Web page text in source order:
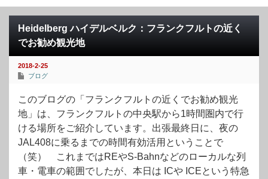
Heidelberg ハイデルベルク：フランクフルトの近く
でお勧め観光地
2018-2-25
ブログ
このブログの「フランクフルトの近くでお勧め観光
地」は、フランクフルトの中央駅から1時間圏内で行
ける場所をご紹介しています。出張最終日に、夜の
JAL408に乗るまでの時間有効活用ということで
（笑） これまではREやS-Bahnなどのローカルな列
車・電車の範囲でしたが、本日は ICや ICEという特急